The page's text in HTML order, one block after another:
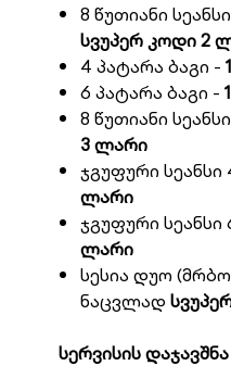
8 წუთიანი
სვუპერ კოდი 2
4 პატარა ბაგი -
6 პატარა ბაგი -
8 წუთიანი
3 ლარი
ჯგუფური სეანსი
ლარი
ჯგუფური სეანსი
ლარი
სესია დუო
ნაცვლად
სერვისის